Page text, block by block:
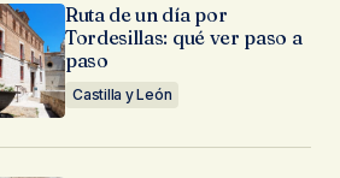
Ruta de un día por
Tordesillas: qué ver paso a
paso
Castilla y León